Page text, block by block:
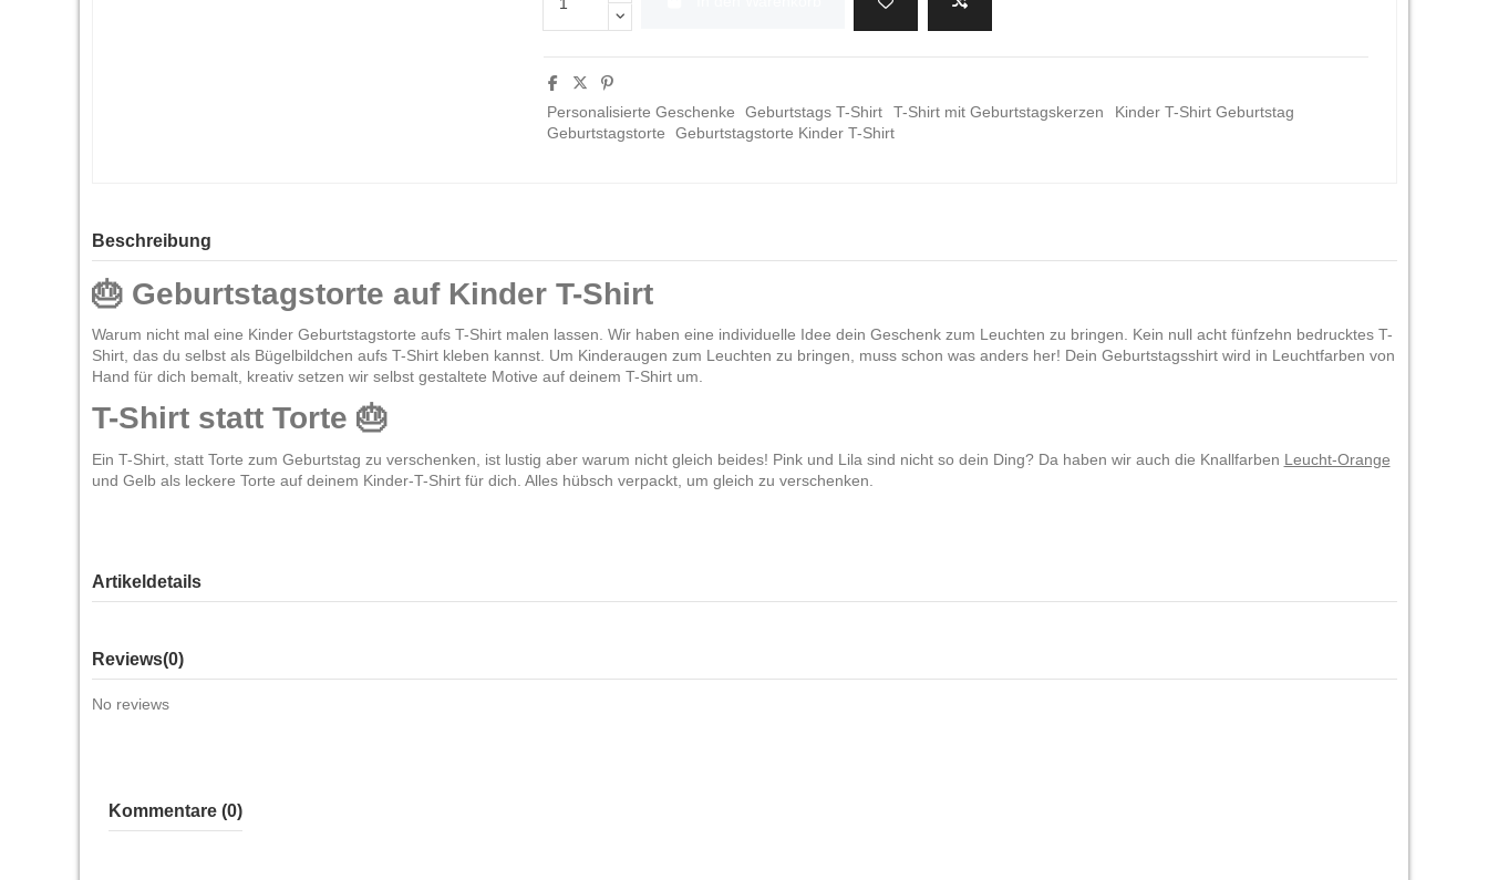
Personalisierte Geschenke Geburtstags T-Shirt T-Shirt mit Geburtstagskerzen
Kinder T-Shirt Geburtstag
Geburtstagstorte
Geburtstagstorte Kinder T-Shirt
Beschreibung
🎂 Geburtstagstorte auf Kinder T-Shirt
Warum nicht mal eine Kinder Geburtstagstorte aufs T-Shirt malen lassen. Wir haben eine individuelle Idee dein Geschenk zum Leuchten zu bringen. Kein null acht fünfzehn bedrucktes T-
Shirt, das du selbst als Bügelbildchen aufs T-Shirt kleben kannst. Um Kinderaugen zum Leuchten zu bringen, muss schon was anders her! Dein Geburtstagsshirt wird in Leuchtfarben von
Hand für dich bemalt, kreativ setzen wir selbst gestaltete Motive auf deinem T-Shirt um.
T-Shirt statt Torte 🎂
Ein T-Shirt, statt Torte zum Geburtstag zu verschenken, ist lustig aber warum nicht gleich beides! Pink und Lila sind nicht so dein Ding? Da haben wir auch die Knallfarben Leucht-Orange
und Gelb als leckere Torte auf deinem Kinder-T-Shirt für dich. Alles hübsch verpackt, um gleich zu verschenken.
Artikeldetails
Reviews(0)
No reviews
Kommentare (0)